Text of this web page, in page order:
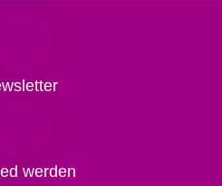
werden